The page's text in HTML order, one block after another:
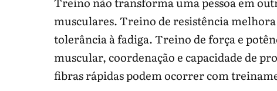
musculares. Treino de resistência
tolerância à fadiga. Treino de força e
muscular, coordenação e capacidade de
fibras rápidas podem ocorrer com